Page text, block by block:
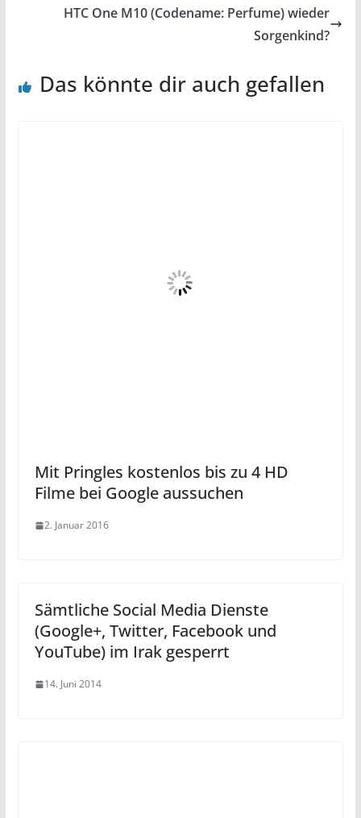
HTC One M10 (Codename: Perfume) wieder
Sorgenkind?
Das könnte dir auch gefallen
Mit Pringles kostenlos bis zu 4 HD
Filme bei Google aussuchen
2. Januar 2016
Sämtliche Social Media Dienste
(Google+, Twitter, Facebook und
YouTube) im Irak gesperrt
14. Juni 2014